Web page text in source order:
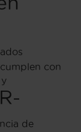
con
de